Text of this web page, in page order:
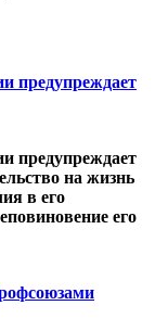
предупреждает
предупреждает
на жизнь
в его
его